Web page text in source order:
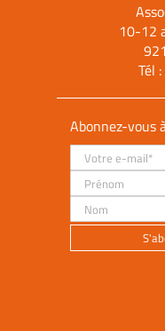
10-12
Tél :
Abonnez-vous